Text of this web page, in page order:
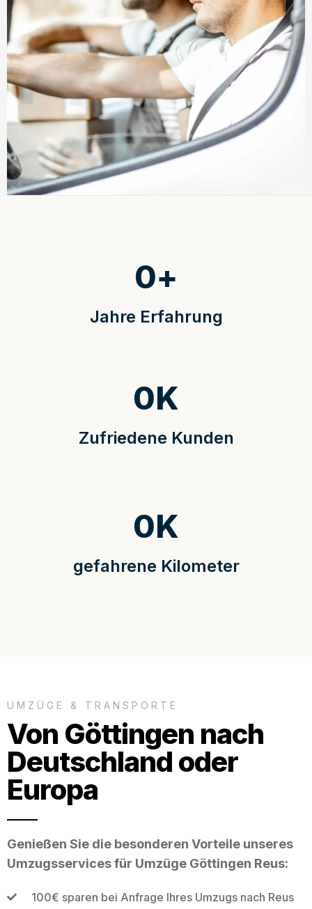
Jahre Erfahrung
0+
Zufriedene Kunden
0K
gefahrene Kilometer
0K
UMZÜGE & TRANSPORTE
Von Göttingen nach
Deutschland oder
Europa
Genießen Sie die besonderen Vorteile unseres
Umzugsservices für Umzüge Göttingen Reus:
100€ sparen bei Anfrage Ihres Umzugs nach Reus